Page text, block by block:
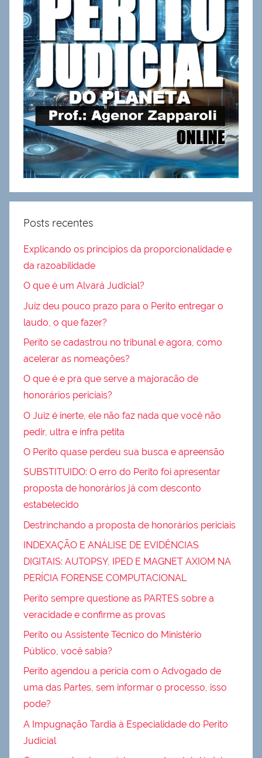
Posts recentes
Explicando os princípios da proporcionalidade e
da razoabilidade
O que é um Alvará Judicial?
Juiz deu pouco prazo para o Perito entregar o
laudo, o que fazer?
Perito se cadastrou no tribunal e agora, como
acelerar as nomeações?
O que é e pra que serve a majoracão de
honorários periciais?
O Juiz é inerte, ele não faz nada que você não
pedir, ultra e infra petita
O Perito quase perdeu sua busca e apreensão
SUBSTITUIDO: O erro do Perito foi apresentar
proposta de honorários já com desconto
estabelecido
Destrinchando a proposta de honorários periciais
INDEXAÇÃO E ANÁLISE DE EVIDÊNCIAS
DIGITAIS: AUTOPSY, IPED E MAGNET AXIOM NA
PERÍCIA FORENSE COMPUTACIONAL
Perito sempre questione as PARTES sobre a
veracidade e confirme as provas
Perito ou Assistente Técnico do Ministério
Público, você sabia?
Perito agendou a perícia com o Advogado de
uma das Partes, sem informar o processo, isso
pode?
A Impugnação Tardia à Especialidade do Perito
Judicial